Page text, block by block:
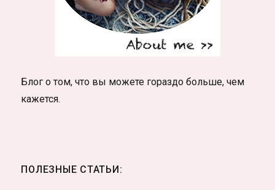
Блог о том, что вы можете гораздо больше, чем
кажется.
ПОЛЕЗНЫЕ СТАТЬИ: